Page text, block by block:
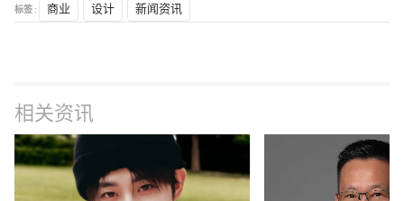
标签 : 商业 设计 新闻资讯
相关资讯